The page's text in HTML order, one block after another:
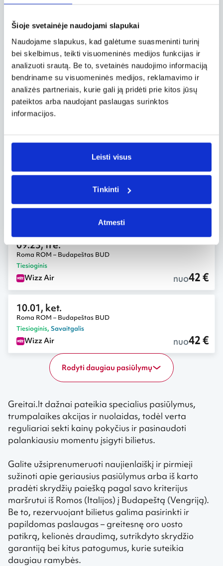
Šioje svetainėje naudojami slapukai
Naudojame slapukus, kad galėtume suasmeninti turinį
bei skelbimus, teikti visuomeninės medijos funkcijas ir
analizuoti srautą. Be to, svetainės naudojimo informaciją
bendriname su visuomeninės medijos, reklamavimo ir
analizės partneriais, kurie gali ją pridėti prie kitos jūsų
pateiktos arba naudojant paslaugas surinktos
informacijos.
Leisti visus
Tinkinti
Atmesti
Roma ROM – Budapeštas BUD
Wizz Air
09.09, tre.
Roma ROM – Budapeštas BUD
Tiesioginis
Wizz Air nuo42 €
09.10, ket.
Roma ROM – Budapeštas BUD
Tiesioginis
09.23, tre.
Roma ROM – Budapeštas BUD
Tiesioginis
Wizz Air nuo42 €
10.01, ket.
Roma ROM – Budapeštas BUD
Tiesioginis, Savaitgalis
Wizz Air nuo42 €
Rodyti daugiau pasiūlymų
Greitai.lt dažnai pateikia specialius pasiūlymus,
trumpalaikes akcijas ir nuolaidas, todėl verta
reguliariai sekti kainų pokyčius ir pasinaudoti
palankiausiu momentu įsigyti bilietus.
Galite užsiprenumeruoti naujienlaiškį ir pirmieji
sužinoti apie geriausius pasiūlymus arba iš karto
pradėti skrydžių paiešką pagal savo kriterijus
maršrutui iš Romos (Italijos) į Budapeštą (Vengriją).
Be to, rezervuojant bilietus galima pasirinkti ir
papildomas paslaugas – greitesnę oro uosto
patikrą, kelionės draudimą, sutrikdyto skrydžio
garantiją bei kitus patogumus, kurie suteikia
daugiau ramybės.